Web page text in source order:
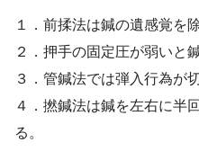
１．前揉法は鍼の遺感覚を
２．押手の固定圧が弱いと
３．管鍼法では弾入行為が
４．撚鍼法は鍼を左右に半
る。